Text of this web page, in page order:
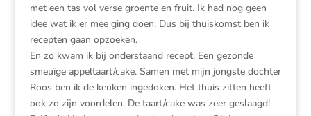
met een tas vol verse groente en fruit. Ik had nog geen
idee wat ik er mee ging doen. Dus bij thuiskomst ben ik
recepten gaan opzoeken.
En zo kwam ik bij onderstaand recept. Een gezonde
smeuïge appeltaart/cake. Samen met mijn jongste dochter
Roos ben ik de keuken ingedoken. Het thuis zitten heeft
ook zo zijn voordelen. De taart/cake was zeer geslaagd!